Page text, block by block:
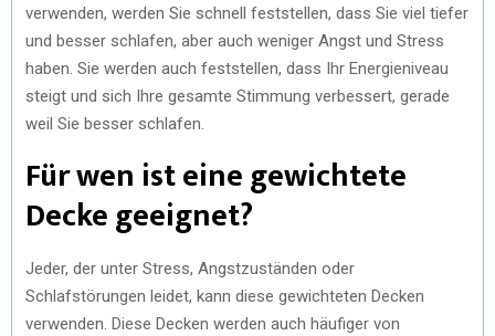
verwenden, werden Sie schnell feststellen, dass Sie viel tiefer
und besser schlafen, aber auch weniger Angst und Stress
haben. Sie werden auch feststellen, dass Ihr Energieniveau
steigt und sich Ihre gesamte Stimmung verbessert, gerade
weil Sie besser schlafen.
Für wen ist eine gewichtete
Decke geeignet?
Jeder, der unter Stress, Angstzuständen oder
Schlafstörungen leidet, kann diese gewichteten Decken
verwenden. Diese Decken werden auch häufiger von